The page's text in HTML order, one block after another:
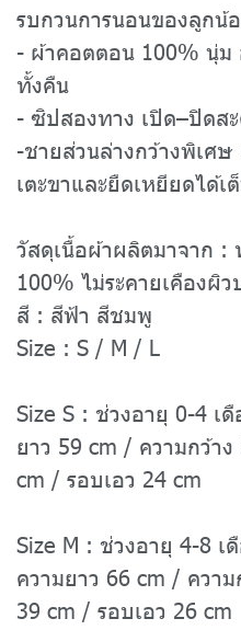
รบกวนการนอนของลูกน้
- ผ้าคอตตอน 100% นุ่
ทั้งคืน
- ซิปสองทาง เปิด–ปิดส
-ชายส่วนล่างกว้างพิเศษ
เตะขาและยืดเหยียดได้เ
วัสดุเนื้อผ้าผลิตมาจาก :
100% ไม่ระคายเคืองผิ
สี : สีฟ้า สีชมพู
Size : S / M / L
Size S : ช่วงอายุ 0-4 เ
ยาว 59 cm / ความกว้า
cm / รอบเอว 24 cm
Size M : ช่วงอายุ 4-8
ความยาว 66 cm / ควา
39 cm / รอบเอว 26 cm